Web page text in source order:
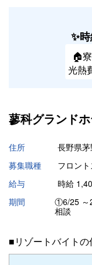
✨
🏠
光熱
蓼科グランド
住所
長野県
募集職種
フロン
給与
時給
期間
①6/25 ～
相談
■リゾートバイトの